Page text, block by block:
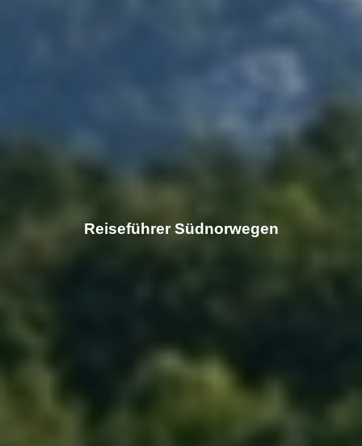
Reiseführer Südnorwegen